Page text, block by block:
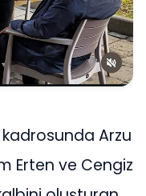
Arzu
Erten ve Cengiz